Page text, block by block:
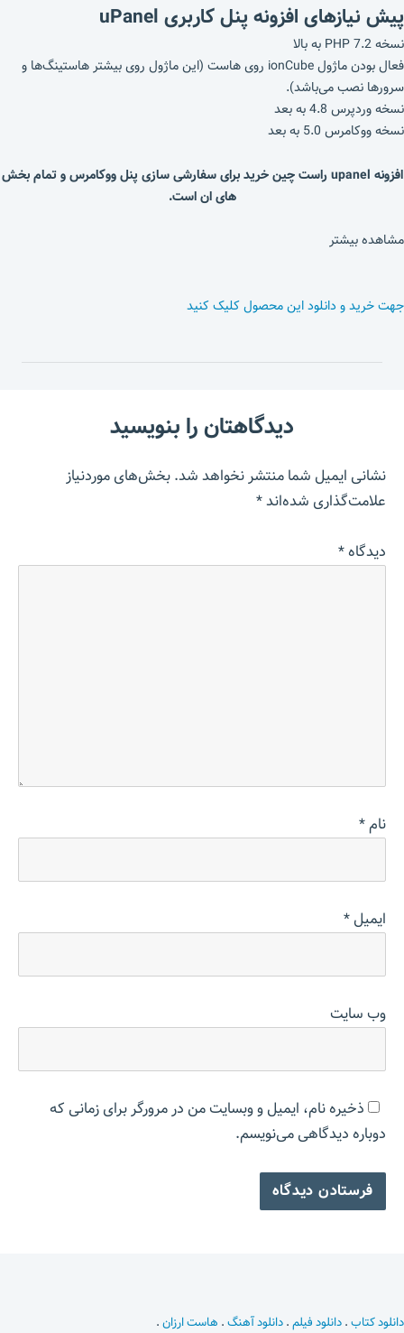
پیش نیازهای افزونه پنل کاربری
نسخه PHP 7.2 به بالا
فعال بودن ماژول ionCube روی هاست (این ماژول روی بیشتر هاستینگ‌ها و
سرورها نصب می‌باشد).
نسخه وردپرس 4.8 به بعد
نسخه ووکامرس 5.0 به بعد
افزونه upanel راست چین خرید برای سفارشی سازی پنل ووکامرس و تمام بخش
های ان است.
مشاهده بیشتر
جهت خرید و دانلود این محصول کلیک کنید
دیدگاهتان را بنویسید
نشانی ایمیل شما منتشر نخواهد شد.بخش‌های موردنیاز
علامت‌گذاری شده‌اند*
دیدگاه*
نام*
ایمیل*
وب‌ سایت
ذخیره نام، ایمیل و وبسایت من در مرورگر برای زمانی که
دوباره دیدگاهی می‌نویسم.
دانلود کتاب.دانلود فیلم.دانلود آهنگ. هاست ارزان.